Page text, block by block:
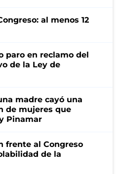
al menos 12
paro en reclamo del
de la Ley de
madre cayó una
de mujeres que
Pinamar
frente al Congreso
de la